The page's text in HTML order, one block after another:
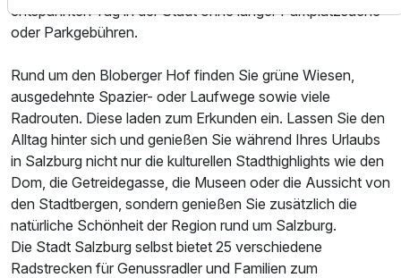
entspannten Tag in der Stadt ohne langer Parkplatzsuche
oder Parkgebühren.
Rund um den Bloberger Hof finden Sie grüne Wiesen,
ausgedehnte Spazier- oder Laufwege sowie viele
Radrouten. Diese laden zum Erkunden ein. Lassen Sie den
Alltag hinter sich und genießen Sie während Ihres Urlaubs
in Salzburg nicht nur die kulturellen Stadthighlights wie den
Dom, die Getreidegasse, die Museen oder die Aussicht von
den Stadtbergen, sondern genießen Sie zusätzlich die
natürliche Schönheit der Region rund um Salzburg.
Die Stadt Salzburg selbst bietet 25 verschiedene
Radstrecken für Genussradler und Familien zum